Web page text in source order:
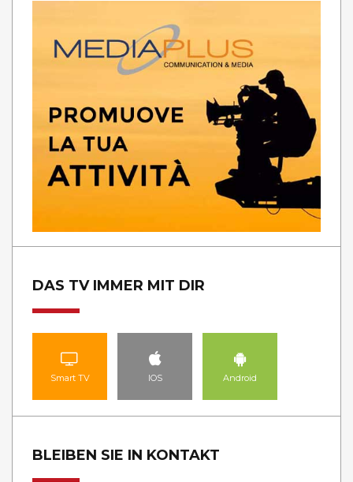
DAS TV IMMER MIT DIR
Smart TV IOS Android
BLEIBEN SIE IN KONTAKT